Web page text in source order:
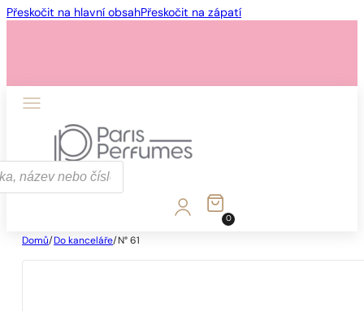
Přeskočit na hlavní obsahPřeskočit na zápatí
0
Domů/ Do kanceláře/ N° 61